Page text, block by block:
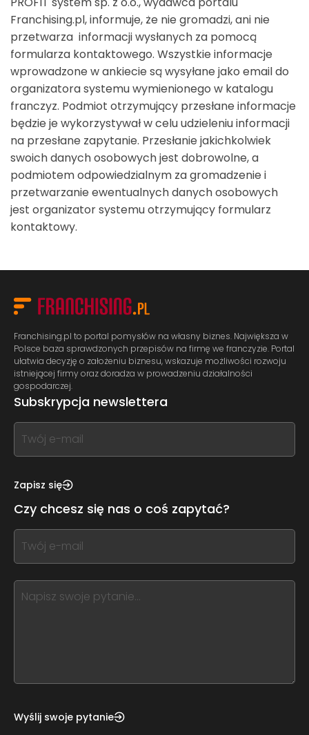
Franchising.pl, informuje, że nie gromadzi, ani nie
przetwarza informacji wysłanych za pomocą
formularza kontaktowego. Wszystkie informacje
wprowadzone w ankiecie są wysyłane jako email do
organizatora systemu wymienionego w katalogu
franczyz. Podmiot otrzymujący przesłane informacje
będzie je wykorzystywał w celu udzieleniu informacji
na przesłane zapytanie. Przesłanie jakichkolwiek
swoich danych osobowych jest dobrowolne, a
podmiotem odpowiedzialnym za gromadzenie i
przetwarzanie ewentualnych danych osobowych
jest organizator systemu otrzymujący formularz
kontaktowy.
Franchising.pl to portal pomysłów na własny biznes. Największa w
Polsce baza sprawdzonych przepisów na firmę we franczyzie. Portal
ułatwia decyzję o założeniu biznesu, wskazuje możliwości rozwoju
istniejącej firmy oraz doradza w prowadzeniu działalności
gospodarczej.
Subskrypcja newslettera
If
you
this,
this
form
field
blank
Zapisz się
Czy chcesz się nas o coś zapytać?
If
you
this,
leave
Wyślij swoje pytanie